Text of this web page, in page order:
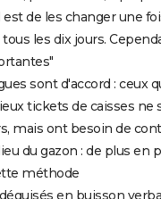
est de les changer une
les dix jours.
sont d'accord : ceux
tickets de caisses ne
mais ont besoin de
du gazon : de plus en
méthode
en buisson